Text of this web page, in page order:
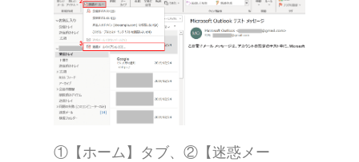
①【ホーム】タブ、②【迷惑メー